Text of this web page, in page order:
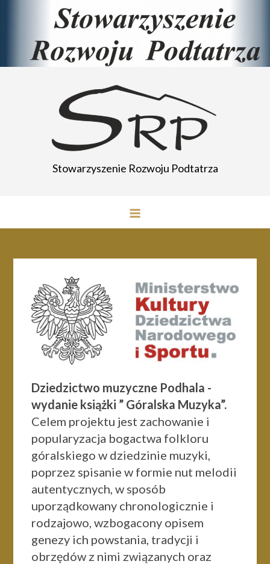
Stowarzyszenie Rozwoju Podtatrza
Dziedzictwo muzyczne Podhala -
wydanie książki ” Góralska Muzyka”.
Celem projektu jest zachowanie i
popularyzacja bogactwa folkloru
góralskiego w dziedzinie muzyki,
poprzez spisanie w formie nut melodii
autentycznych, w sposób
uporządkowany chronologicznie i
rodzajowo, wzbogacony opisem
genezy ich powstania, tradycji i
obrzędów z nimi związanych oraz